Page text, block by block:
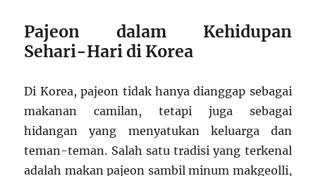
Pajeon dalam Kehidupan
Sehari-Hari di Korea
Di Korea, pajeon tidak hanya dianggap sebagai
makanan camilan, tetapi juga sebagai
hidangan yang menyatukan keluarga dan
teman-teman. Salah satu tradisi yang terkenal
adalah makan pajeon sambil minum makgeolli,